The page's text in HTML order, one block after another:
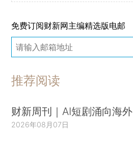
免费订阅财新网主编精选版电邮
推荐阅读
财新周刊｜AI短剧涌向海外
2026年08月07日